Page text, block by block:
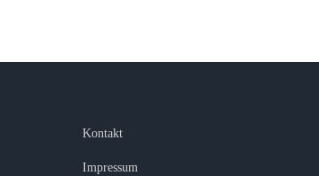
Kontakt
Impressum